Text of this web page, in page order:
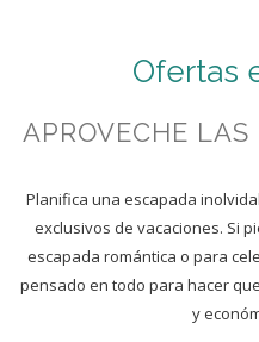
Ofertas
APROVECHE
Planifica una escapada
exclusivos de vacaciones. Si
escapada romántica o para
pensado en todo para hacer
y